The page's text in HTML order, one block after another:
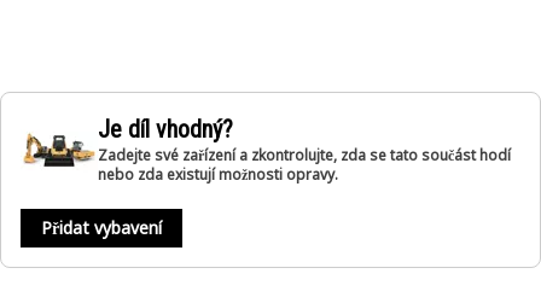
Je díl vhodný?
Zadejte své zařízení a zkontrolujte, zda se tato součást hodí
nebo zda existují možnosti opravy.
Přidat vybavení